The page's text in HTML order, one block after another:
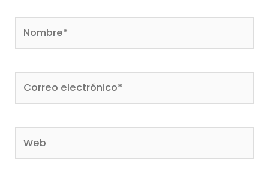
electrónico*